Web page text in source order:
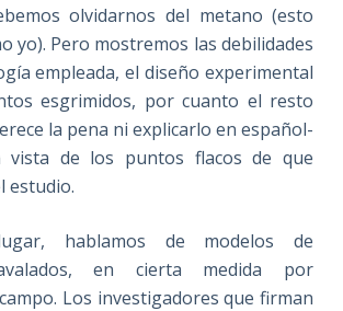
olvidarnos del metano (esto
yo). Pero mostremos las debilidades
empleada, el diseño experimental
esgrimidos, por cuanto el resto
la pena ni explicarlo en español-
vista de los puntos flacos de que
estudio.
hablamos de modelos de
en cierta medida por
Los investigadores que firman